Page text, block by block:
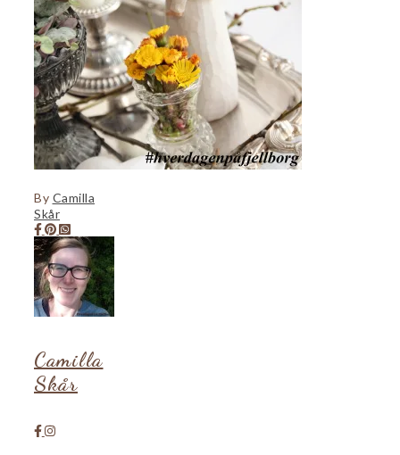
By Camilla
Skår
Camilla
Skår